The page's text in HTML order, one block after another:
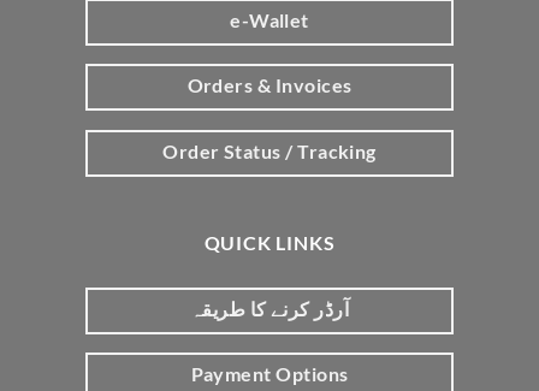
e-Wallet
Orders & Invoices
Order Status / Tracking
QUICK LINKS
آرڈر کرنے کا طریقہ
Payment Options